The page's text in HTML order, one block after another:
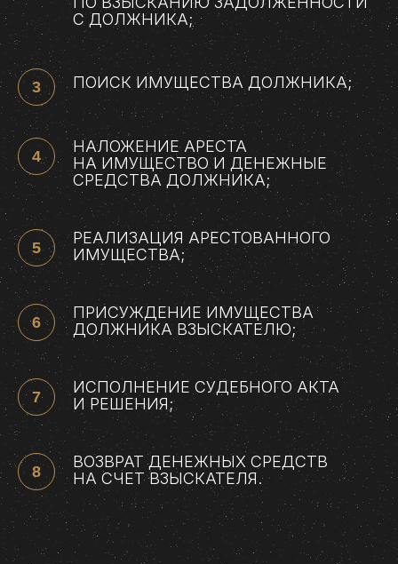
С ДОЛЖНИКА;
ПОИСК ИМУЩЕСТВА ДОЛЖНИКА;
НАЛОЖЕНИЕ АРЕСТА
НА ИМУЩЕСТВО И ДЕНЕЖНЫЕ
СРЕДСТВА ДОЛЖНИКА;
РЕАЛИЗАЦИЯ АРЕСТОВАННОГО
ИМУЩЕСТВА;
ПРИСУЖДЕНИЕ ИМУЩЕСТВА
ДОЛЖНИКА ВЗЫСКАТЕЛЮ;
ИСПОЛНЕНИЕ СУДЕБНОГО АКТА
И РЕШЕНИЯ;
ВОЗВРАТ ДЕНЕЖНЫХ СРЕДСТВ
НА СЧЕТ ВЗЫСКАТЕЛЯ.